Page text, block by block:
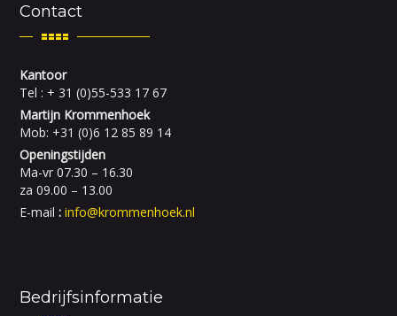
Contact
Kantoor
Tel : + 31 (0)55-533 17 67
Martijn Krommenhoek
Mob: +31 (0)6 12 85 89 14
Openingstijden
Ma-vr 07.30 – 16.30
za 09.00 – 13.00
E-mail :info@krommenhoek.nl
Bedrijfsinformatie